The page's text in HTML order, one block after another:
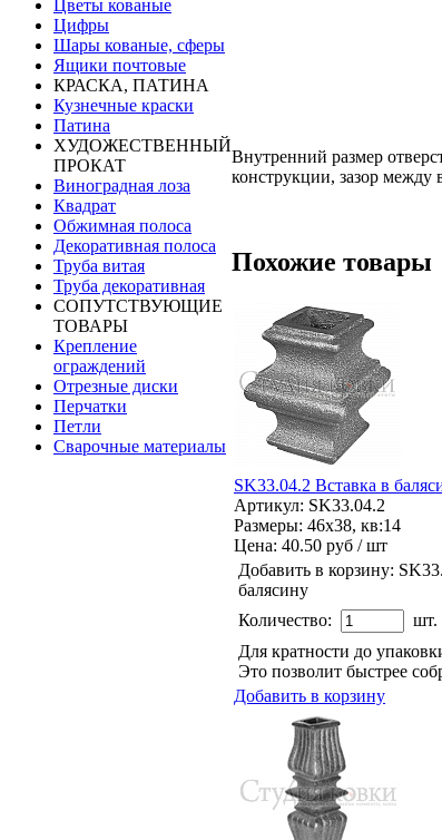
Цветы кованые
Цифры
Шары кованые, сферы
Ящики почтовые
КРАСКА, ПАТИНА
Кузнечные краски
Патина
ХУДОЖЕСТВЕННЫЙ
ПРОКАТ
Виноградная лоза
Квадрат
Обжимная полоса
Декоративная полоса
Труба витая
Труба декоративная
СОПУТСТВУЮЩИЕ
ТОВАРЫ
Крепление
ограждений
Отрезные диски
Перчатки
Петли
Сварочные материалы
Внутренний размер
конструкции, зазор между
Похожие товары
SK33.04.2 Вставка в
Артикул: SK33.04.2
Размеры: 46x38, кв:14
Цена: 40.50 руб / шт
Добавить в корзину:
балясину
Количество:
шт.
Для кратности до
Это позволит быстрее
Добавить в корзину